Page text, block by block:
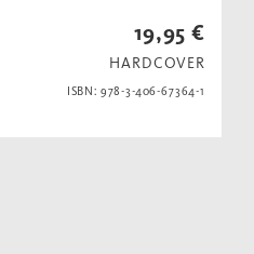
19,95 €
HARDCOVER
ISBN: 978-3-406-67364-1